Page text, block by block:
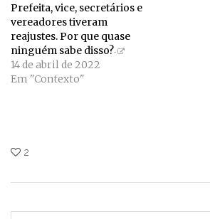
Prefeita, vice, secretários e
vereadores tiveram
reajustes. Por que quase
ninguém sabe disso?
14 de abril de 2022
Em "Contexto"
2